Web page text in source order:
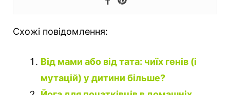
Схожі повідомлення:
Від мами або від тата: чиїх генів (і
мутацій) у дитини більше?